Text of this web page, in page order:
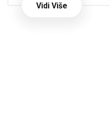
Vidi Više